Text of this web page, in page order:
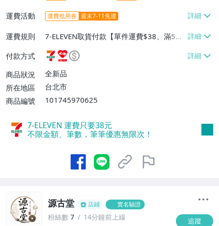
運費活動 運費抵用券 週末7-11免運
運費規則
7-ELEVEN取貨付款【單件運費$38、滿5件
或消費滿$1298免運費】、7-ELEVEN取貨
不付款【免運費】、萊爾富取貨付款【單件
運費$60、滿5件或消費滿$1298免運
費】、宅配/貨運【單件運費$120、滿5件
付款方式
商品狀況
全新品
所在地區
台北市
商品編號
101745970625
7-ELEVEN 運費只要38元
不限金額、筆數，筆筆優惠無限次！
源古堂 店鋪 實名驗證
粉絲數 7 14分鐘前上線 追蹤